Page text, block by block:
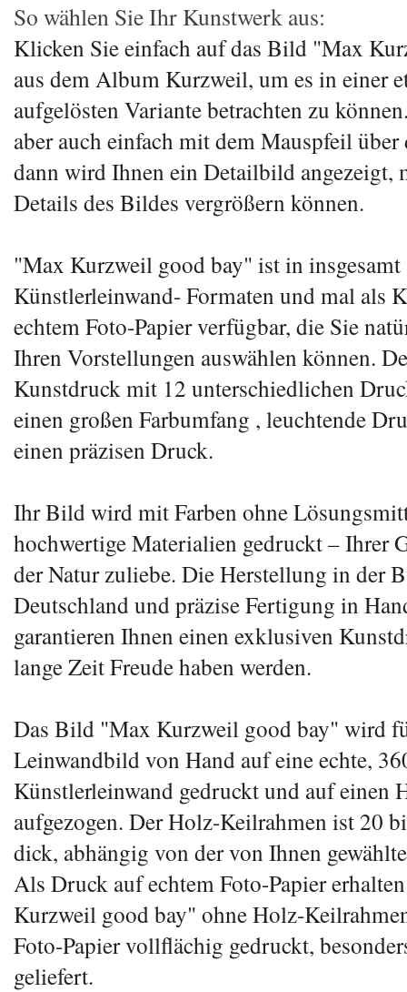
So wählen Sie Ihr Kunstwerk aus:
Klicken Sie einfach auf das Bild "Max
aus dem Album Kurzweil, um es in einer
aufgelösten Variante betrachten zu
aber auch einfach mit dem Mauspfeil
dann wird Ihnen ein Detailbild angezeigt,
Details des Bildes vergrößern können.
"Max Kurzweil good bay" ist in insgesamt
Künstlerleinwand- Formaten und mal als
echtem Foto-Papier verfügbar, die Sie
Ihren Vorstellungen auswählen können.
Kunstdruck mit 12 unterschiedlichen
einen großen Farbumfang , leuchtende
einen präzisen Druck.
Ihr Bild wird mit Farben ohne
hochwertige Materialien gedruckt – Ihrer
der Natur zuliebe. Die Herstellung in der
Deutschland und präzise Fertigung in
garantieren Ihnen einen exklusiven
lange Zeit Freude haben werden.
Das Bild "Max Kurzweil good bay" wird
Leinwandbild von Hand auf eine echte,
Künstlerleinwand gedruckt und auf einen
aufgezogen. Der Holz-Keilrahmen ist 20
dick, abhängig von der von Ihnen
Als Druck auf echtem Foto-Papier
Kurzweil good bay" ohne Holz-
Foto-Papier vollflächig gedruckt,
geliefert.